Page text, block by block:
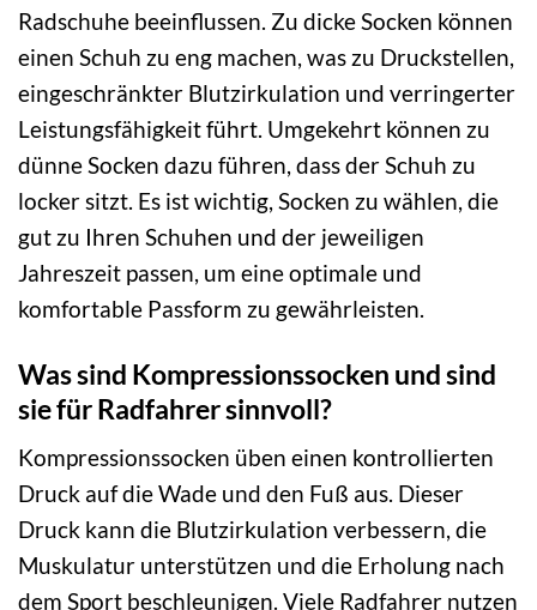
Radschuhe beeinflussen. Zu dicke Socken können
einen Schuh zu eng machen, was zu Druckstellen,
eingeschränkter Blutzirkulation und verringerter
Leistungsfähigkeit führt. Umgekehrt können zu
dünne Socken dazu führen, dass der Schuh zu
locker sitzt. Es ist wichtig, Socken zu wählen, die
gut zu Ihren Schuhen und der jeweiligen
Jahreszeit passen, um eine optimale und
komfortable Passform zu gewährleisten.
Was sind Kompressionssocken und sind
sie für Radfahrer sinnvoll?
Kompressionssocken üben einen kontrollierten
Druck auf die Wade und den Fuß aus. Dieser
Druck kann die Blutzirkulation verbessern, die
Muskulatur unterstützen und die Erholung nach
dem Sport beschleunigen. Viele Radfahrer nutzen